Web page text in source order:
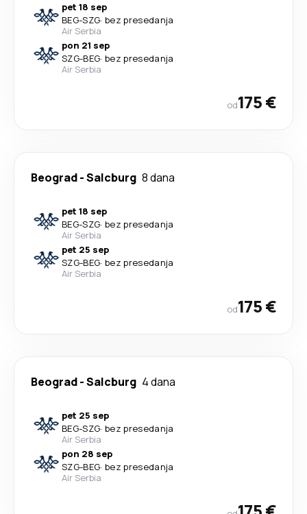
pet 18 sep
BEG-SZG· bez presedanja
Air Serbia
pon 21 sep
SZG-BEG· bez presedanja
Air Serbia
od175 €
Beograd-Salcburg 8 dana
pet 18 sep
BEG-SZG· bez presedanja
Air Serbia
pet 25 sep
SZG-BEG· bez presedanja
Air Serbia
od175 €
Beograd-Salcburg 4 dana
pet 25 sep
BEG-SZG· bez presedanja
Air Serbia
pon 28 sep
SZG-BEG· bez presedanja
Air Serbia